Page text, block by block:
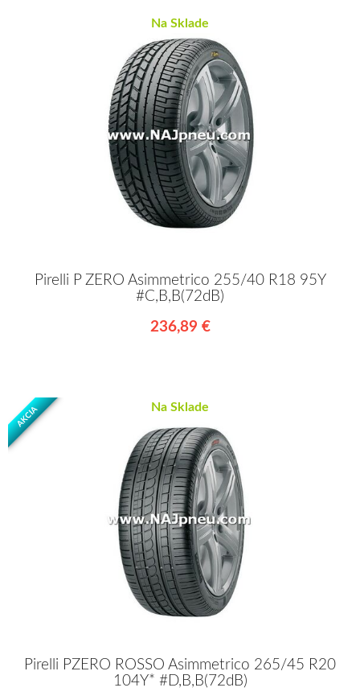
Na Sklade
Pirelli P ZERO Asimmetrico 255/40 R18 95Y
#C,B,B(72dB)
236,89 €
AKCIA Na Sklade
Pirelli PZERO ROSSO Asimmetrico 265/45 R20
104Y* #D,B,B(72dB)